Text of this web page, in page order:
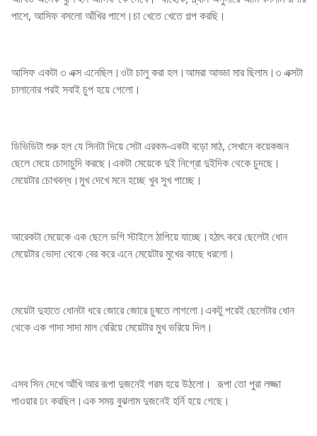
পাশে, আসিফ বসলো আঁখির পাশে।চা খেতে খেতে গল্প করছি।
আসিফ একটা ৩ এক্স এনেছিল।ওটা চালু করা হল।আমরা আড্ডা মার ছিলাম।৩ এক্সটা
চালানোর পরই সবাই চুপ হয়ে গেলো।
ডিভিডিটা শুরু হল যে সিনটা দিয়ে সেটা এরকম-একটা বড়ো মাঠ, সেখানে কয়েকজন
ছেলে মেয়ে চোদাচুদি করছে।একটা মেয়েকে দুই নিগ্রো দুইদিক থেকে চুদছে।
মেয়েটার চোখবন্ধ।মুখ দেখে মনে হচ্ছে খুব সুখ পাচ্ছে।
আরেকটা মেয়েকে এক ছেলে ডগি স্টাইলে ঠাপিয়ে যাচ্ছে।হঠাৎ করে ছেলেটা ধোন
মেয়েটার ভোদা থেকে বের করে এনে মেয়েটার মুখের কাছে ধরলো।
মেয়েটা দুহাতে ধোনটা ধরে জোরে জোরে চুষতে লাগলো।একটু পরেই ছেলেটার ধোন
থেকে এক গাদা সাদা মাল বেরিয়ে মেয়েটার মুখ ভরিয়ে দিল।
এসব সিন দেখে আঁখি আর রূপা দুজনেই গরম হয়ে উঠলো। রূপা তো পুরা লজ্জা
পাওয়ার ঢং করছিল।এক সময় বুঝলাম দুজনেই হর্নি হয়ে গেছে।